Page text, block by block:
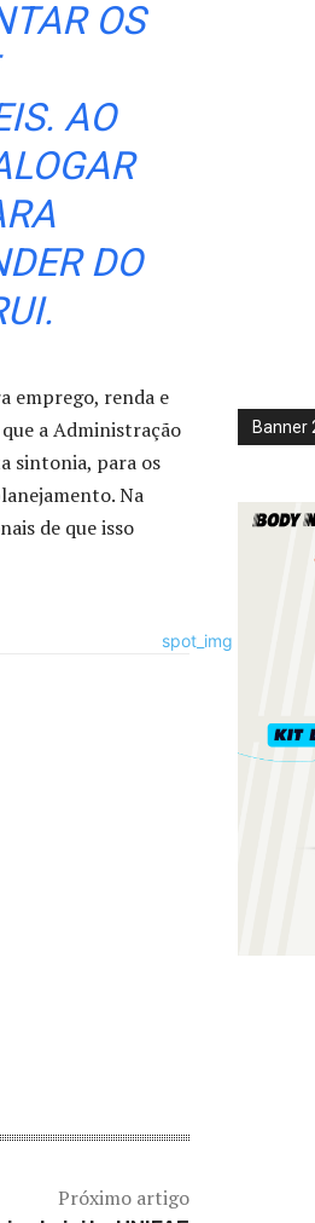
OS
AO
DO
emprego, renda e
a Administração
sintonia, para os
Na
de que isso
Próximo artigo
Banner